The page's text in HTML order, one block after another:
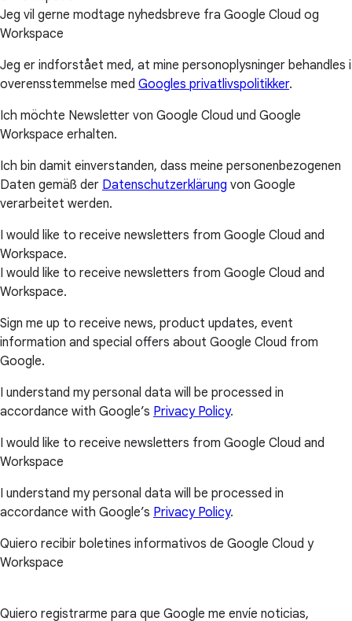
Jeg vil gerne modtage nyhedsbreve fra Google Cloud og
Workspace
Jeg er indforstået med, at mine personoplysninger behandles i
overensstemmelse med Googles privatlivspolitikker.
Ich möchte Newsletter von Google Cloud und Google
Workspace erhalten.
Ich bin damit einverstanden, dass meine personenbezogenen
Daten gemäß der Datenschutzerklärung von Google
verarbeitet werden.
I would like to receive newsletters from Google Cloud and
Workspace.
I would like to receive newsletters from Google Cloud and
Workspace.
Sign me up to receive news, product updates, event
information and special offers about Google Cloud from
Google.
I understand my personal data will be processed in
accordance with Google’s Privacy Policy.
I would like to receive newsletters from Google Cloud and
Workspace
I understand my personal data will be processed in
accordance with Google’s Privacy Policy.
Quiero recibir boletines informativos de Google Cloud y
Workspace
Quiero registrarme para que Google me envíe noticias,